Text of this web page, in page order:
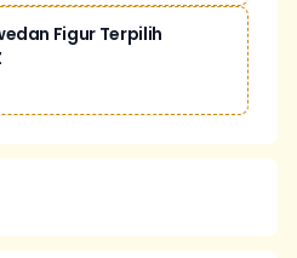
Figur Terpilih